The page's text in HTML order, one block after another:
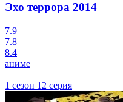
Эхо террора 2014
7.9
7.8
8.4
аниме
1 сезон 12 серия